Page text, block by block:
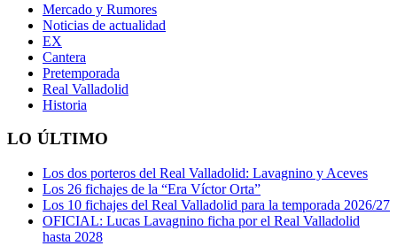
Mercado y Rumores
Noticias de actualidad
EX
Cantera
Pretemporada
Real Valladolid
Historia
LO ÚLTIMO
Los dos porteros del Real Valladolid: Lavagnino y Aceves
Los 26 fichajes de la “Era Víctor Orta”
Los 10 fichajes del Real Valladolid para la temporada 2026/27
OFICIAL: Lucas Lavagnino ficha por el Real Valladolid
hasta 2028